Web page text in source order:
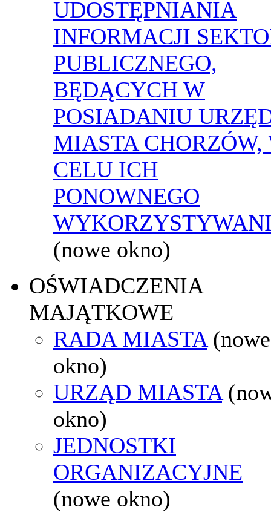
UDOSTĘPNIANIA
INFORMACJI
PUBLICZNEGO,
BĘDĄCYCH W
POSIADANIU
MIASTA CHORZÓW,
CELU ICH
PONOWNEGO
(nowe okno)
OŚWIADCZENIA
MAJĄTKOWE
RADA MIASTA (nowe
okno)
URZĄD MIASTA
okno)
JEDNOSTKI
ORGANIZACYJNE
(nowe okno)